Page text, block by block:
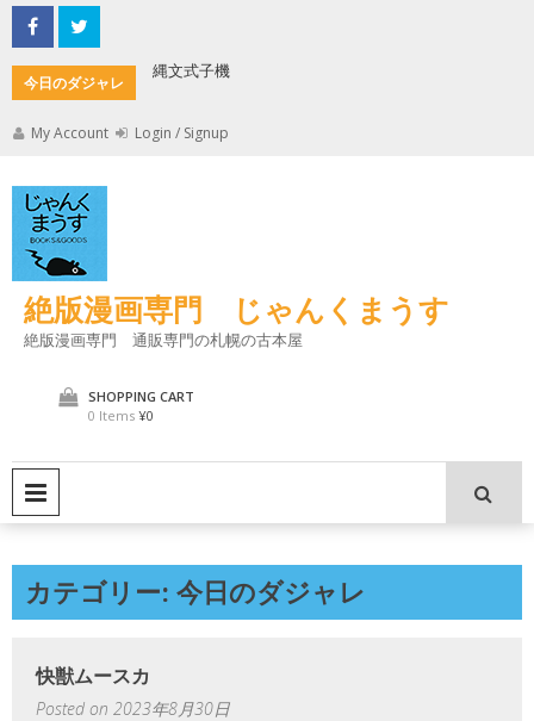
Skip
to
content
今日のダジャレ
縄文式子機
My Account Login / Signup
絶版漫画専門 じゃんくまうす
絶版漫画専門 通販専門の札幌の古本屋
SHOPPING CART
0 Items ¥0
カテゴリー: 今日のダジャレ
快獣ムースカ
Posted on 2023年8月30日